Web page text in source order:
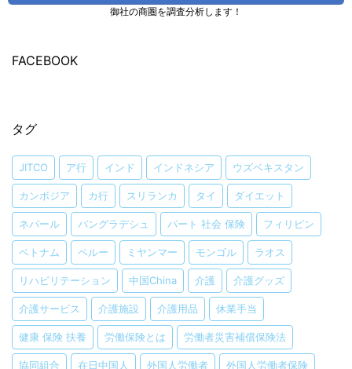
御社の商圏を調査分析します！
FACEBOOK
タグ
JITCO ア行 インド インドネシア ウズベキスタン
カンボジア カ行 スリランカ タイ ダイエット
ネパール バングラデシュ パート 社会 保険 フィリピン
ベトナム ペルー ミヤンマー モンゴル ラオス
リハビリテーション 中国China 介護 介護グッズ
介護サービス 介護施設 介護用品 休業手当
健康 保険 扶養 労働保険とは 労働者災害補償保険法
協同組合 在日中国人 外国人労働者 外国人労働者保険